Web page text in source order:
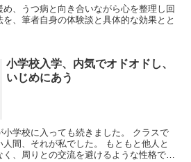
、うつ病と向き合いながら心を整理し回
、筆者自身の体験談と具体的な効果とと
小学校入学、内気でオドオドし、
いじめにあう
学校に入っても続きました。 クラスで
間、それが私でした。 もともと他人と
、周りとの交流を避けるような性格でし